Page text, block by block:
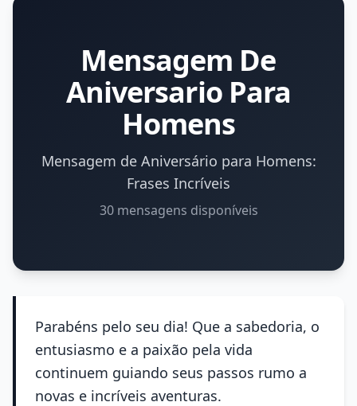
Mensagem De
Aniversario Para
Homens
Mensagem de Aniversário para Homens:
Frases Incríveis
30 mensagens disponíveis
Parabéns pelo seu dia! Que a sabedoria, o
entusiasmo e a paixão pela vida
continuem guiando seus passos rumo a
novas e incríveis aventuras.